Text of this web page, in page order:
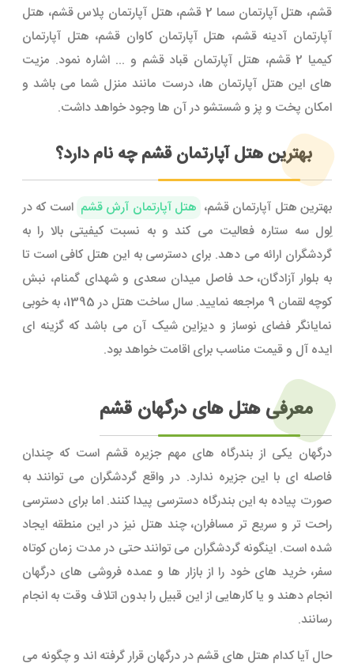
قشم، هتل آپارتمان سما 2 قشم، هتل آپارتمان پلاس قشم، هتل
آپارتمان آدینه قشم، هتل آپارتمان کاوان قشم، هتل آپارتمان
کیمیا 2 قشم، هتل آپارتمان قباد قشم و ... اشاره نمود. مزیت
های این هتل آپارتمان ها، درست مانند منزل شما می باشد و
امکان پخت و پز و شستشو در آن ها وجود خواهد داشت.
بهترین هتل آپارتمان قشم چه نام دارد؟
بهترین هتل آپارتمان قشم، هتل آپارتمان آرش قشم است که در
لِول سه ستاره فعالیت می کند و به نسبت کیفیتی بالا را به
گردشگران ارائه می دهد. برای دسترسی به این هتل کافی است تا
به بلوار آزادگان، حد فاصل میدان سعدی و شهدای گمنام، نبش
کوچه لقمان 9 مراجعه نمایید. سال ساخت هتل در 1395، به خوبی
نمایانگر فضای نوساز و دیزاین شیک آن می باشد که گزینه ای
ایده آل و قیمت مناسب برای اقامت خواهد بود.
معرفی هتل های درگهان قشم
درگهان یکی از بندرگاه های مهم جزیره قشم است که چندان
فاصله ای با این جزیره ندارد. در واقع گردشگران می توانند به
صورت پیاده به این بندرگاه دسترسی پیدا کنند. اما برای دسترسی
راحت تر و سریع تر مسافران، چند هتل نیز در این منطقه ایجاد
شده است. اینگونه گردشگران می توانند حتی در مدت زمان کوتاه
سفر، خرید های خود را از بازار ها و عمده فروشی های درگهان
انجام دهند و یا کارهایی از این قبیل را بدون اتلاف وقت به انجام
رسانند.
حال آیا کدام هتل های قشم در درگهان قرار گرفته اند و چگونه می